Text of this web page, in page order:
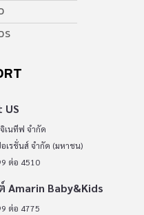
US
เนทีฟ จำกัด
เรชั่นส์ จำกัด (มหาชน)
ต่อ 4510
Baby&Kids
ต่อ 4775